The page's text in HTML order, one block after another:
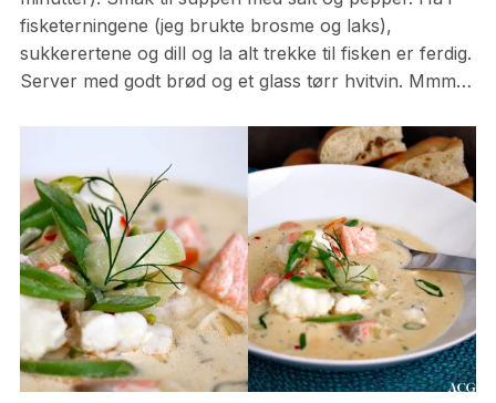
fisketerningene (jeg brukte brosme og laks),
sukkerertene og dill og la alt trekke til fisken er ferdig.
Server med godt brød og et glass tørr hvitvin. Mmm…